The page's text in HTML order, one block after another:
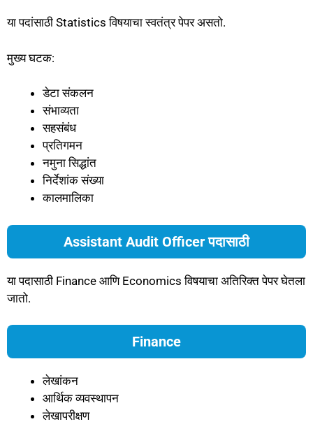
या पदांसाठी Statistics विषयाचा स्वतंत्र पेपर असतो.
मुख्य घटक:
डेटा संकलन
संभाव्यता
सहसंबंध
प्रतिगमन
नमुना सिद्धांत
निर्देशांक संख्या
कालमालिका
Assistant Audit Officer पदासाठी
या पदासाठी Finance आणि Economics विषयाचा अतिरिक्त पेपर घेतला
जातो.
Finance
लेखांकन
आर्थिक व्यवस्थापन
लेखापरीक्षण